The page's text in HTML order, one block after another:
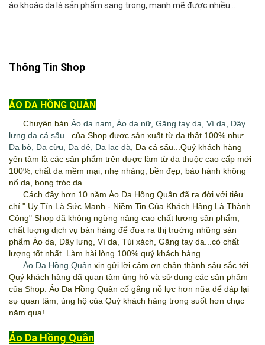
áo khoác da là sản phẩm sang trọng, mạnh mẽ được nhiều...
Thông Tin Shop
ÁO DA HỒNG QUÂN
Chuyên bán Áo da nam Áo da nữ Găng tay da Ví da
Dây
lưng da cá sấu ...của Shop được sản xuất từ da thật 100% như:
Da bò Da cừu Da dê Da lạc đà , Da cá sấu...Quý khách hàng
yên tâm là các sản phẩm trên được làm từ da thuộc cao cấp mới
100%, chất da mềm mại, nhẹ nhàng, bền đẹp, bảo hành không
nổ da, bong tróc da.
Cách đây hơn 10 năm Áo Da Hồng Quân đã ra đời với tiêu
chí " Uy Tín Là Sức Mạnh - Niềm Tin Của Khách Hàng Là Thành
Công" Shop đã không ngừng nâng cao chất lượng sản phẩm,
chất lượng dịch vụ bán hàng để đưa ra thị trường những sản
phẩm Áo da, Dây lưng, Ví da, Túi xách, Găng tay da...có chất
lượng tốt nhất. Làm hài lòng 100% quý khách hàng.
Áo Da Hồng Quân xin gửi lời cảm ơn chân thành sâu sắc tới
Quý khách hàng đã quan tâm ủng hộ và sử dụng các sản phẩm
của Shop. Áo Da Hồng Quân cố gắng nỗ lực hơn nữa để đáp lại
sự quan tâm, ủng hộ của Quý khách hàng trong suốt hơn chục
năm qua!
Áo Da Hồng Quân